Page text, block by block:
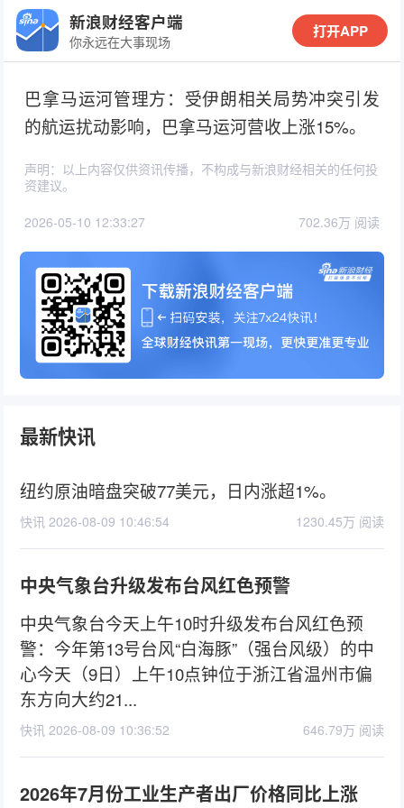
新浪财经客户端
你永远在大事现场
打开APP
巴拿马运河管理方：受伊朗相关局势冲突引发
的航运扰动影响，巴拿马运河营收上涨15%。
声明：以上内容仅供资讯传播，不构成与新浪财经相关的任何投
资建议。
2026-05-10 12:33:27 702.36万 阅读
最新快讯
纽约原油暗盘突破77美元，日内涨超1%。
快讯 2026-08-09 10:46:54 1230.45万 阅读
中央气象台升级发布台风红色预警
中央气象台今天上午10时升级发布台风红色预
警：今年第13号台风“白海豚”（强台风级）的中
心今天（9日）上午10点钟位于浙江省温州市偏
东方向大约21...
快讯 2026-08-09 10:36:52 646.79万 阅读
2026年7月份工业生产者出厂价格同比上涨